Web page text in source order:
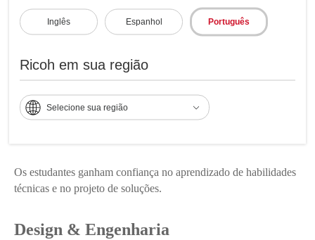
Inglês Espanhol Português
Ricoh em sua região
Selecione sua região
Os estudantes ganham confiança no aprendizado de habilidades
técnicas e no projeto de soluções.
Design & Engenharia